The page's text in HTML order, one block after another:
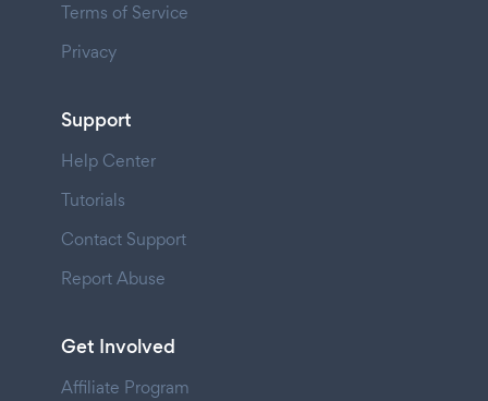
Terms of Service
Privacy
Support
Help Center
Tutorials
Contact Support
Report Abuse
Get Involved
Affiliate Program